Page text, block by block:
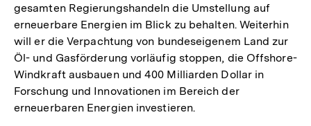
gesamten Regierungshandeln die Umstellung auf
erneuerbare Energien im Blick zu behalten. Weiterhin
will er die Verpachtung von bundeseigenem Land zur
Öl- und Gasförderung vorläufig stoppen, die Offshore-
Windkraft ausbauen und 400 Milliarden Dollar in
Forschung und Innovationen im Bereich der
erneuerbaren Energien investieren.